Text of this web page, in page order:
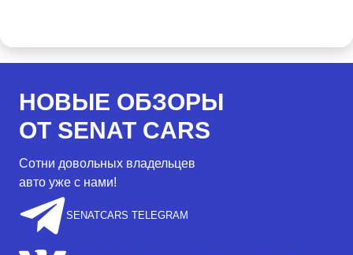
НОВЫЕ ОБЗОРЫ
ОТ SENAT CARS
Сотни довольных владельцев
авто уже с нами!
SENATCARS TELEGRAM